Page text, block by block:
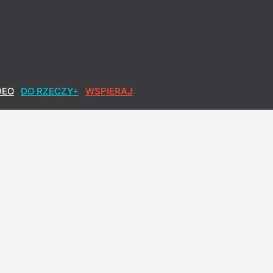
DO RZECZY+ WSPIERAJ
trolli. Mówi o przyszłości prawicy